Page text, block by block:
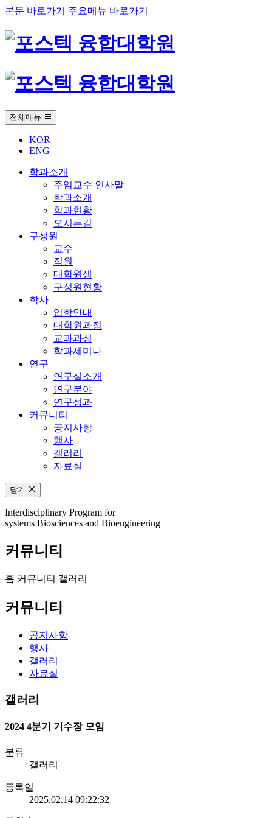
본문 바로가기 주요메뉴 바로가기
전체매뉴
KOR
ENG
학과소개
주임교수 인사말
학과소개
학과현황
오시는길
구성원
교수
직원
대학원생
구성원현황
학사
입학안내
대학원과정
교과과정
학과세미나
연구
연구실소개
연구분야
연구성과
커뮤니티
공지사항
행사
갤러리
자료실
닫기
Interdisciplinary Program for
systems Biosciences and Bioengineering
커뮤니티
홈 커뮤니티 갤러리
커뮤니티
공지사항
행사
갤러리
자료실
갤러리
2024 4분기 기수장 모임
분류
갤러리
등록일
2025.02.14 09:22:32